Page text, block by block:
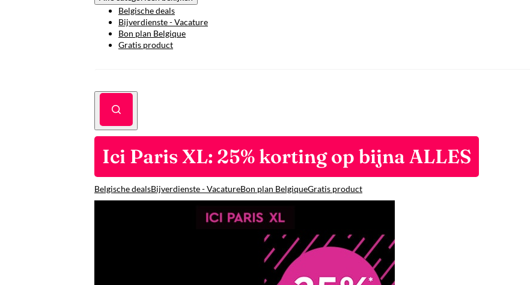
Belgische deals
Bijverdienste - Vacature
Bon plan Belgique
Gratis product
Ici Paris XL: 25% korting op bijna ALLES
Belgische dealsBijverdienste - VacatureBon plan BelgiqueGratis product